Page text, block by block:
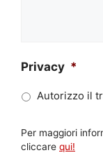
Privacy *
Autorizzo il
Per maggiori
cliccare qui!